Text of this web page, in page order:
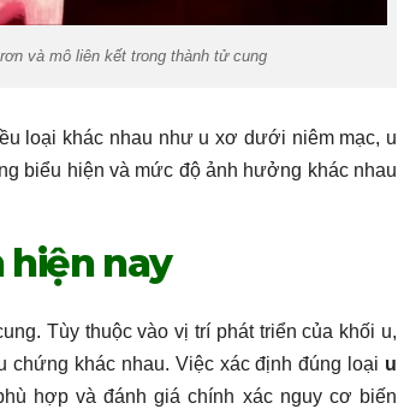
và mô liên kết trong thành tử cung
loại khác nhau như u xơ dưới niêm mạc, u
biểu hiện và mức độ ảnh hưởng khác nhau
hiện nay
Tùy thuộc vào vị trí phát triển của khối u,
khác nhau. Việc xác định đúng loại u
hợp và đánh giá chính xác nguy cơ biến